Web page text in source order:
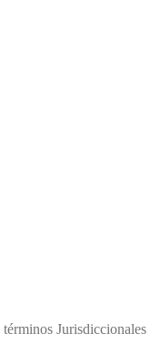
Jurisdiccionales